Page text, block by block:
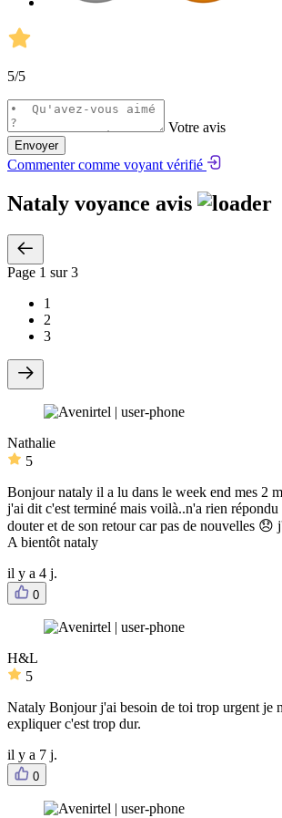
5/5
Votre avis
Envoyer
Commenter comme voyant vérifié
Nataly voyance avis
Page 1 sur 3
1
2
3
Nathalie
5
Bonjour nataly il a lu dans le week end mes 2
j'ai dit c'est terminé mais voilà..n'a rien répondu
douter et de son retour car pas de nouvelles 😞
A bientôt nataly
il y a 4 j.
0
H&L
5
Nataly Bonjour j'ai besoin de toi trop urgent je
expliquer c'est trop dur.
il y a 7 j.
0